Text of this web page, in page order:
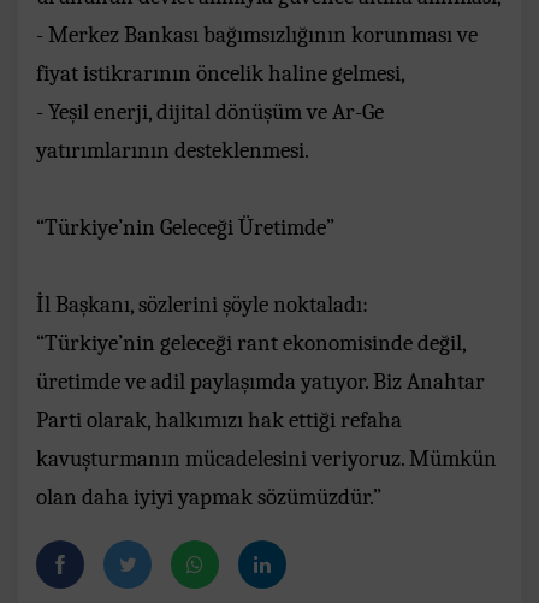
- Merkez Bankası bağımsızlığının korunması ve
fiyat istikrarının öncelik haline gelmesi,
- Yeşil enerji, dijital dönüşüm ve Ar-Ge
yatırımlarının desteklenmesi.
“Türkiye’nin Geleceği Üretimde”
İl Başkanı, sözlerini şöyle noktaladı:
“Türkiye’nin geleceği rant ekonomisinde değil,
üretimde ve adil paylaşımda yatıyor. Biz Anahtar
Parti olarak, halkımızı hak ettiği refaha
kavuşturmanın mücadelesini veriyoruz. Mümkün
olan daha iyiyi yapmak sözümüzdür.”